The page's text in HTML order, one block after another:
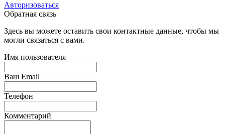
Авторизоваться
Обратная связь
Здесь вы можете оставить свои контактные данные, чтобы мы
могли связаться с вами.
Имя пользователя
Ваш Email
Телефон
Комментарий